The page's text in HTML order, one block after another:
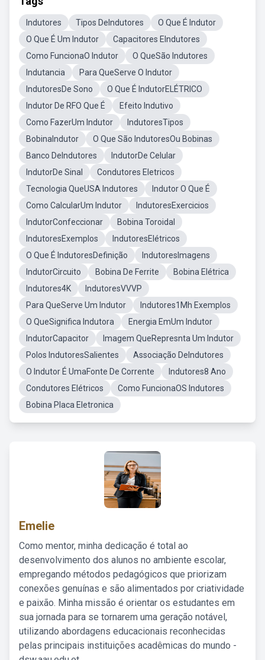
Indutores Tipos DeIndutores
O Que É Indutor
O Que É Um Indutor
Capacitores EIndutores
Como FuncionaO Indutor
O QueSão Indutores
Indutancia
Para QueServe O Indutor
IndutoresDe Sono
O Que É IndutorELÉTRICO
Indutor De RFO Que É
Efeito Indutivo
Como FazerUm Indutor
IndutoresTipos
BobinaIndutor
O Que São IndutoresOu Bobinas
Banco DeIndutores
IndutorDe Celular
IndutorDe Sinal
Condutores Eletricos
Tecnologia QueUSA Indutores
Indutor O Que É
Como CalcularUm Indutor
IndutoresExercicios
IndutorConfeccionar
Bobina Toroidal
IndutoresExemplos
IndutoresElétricos
O Que É IndutoresDefinição
IndutoresImagens
IndutorCircuito
Bobina De Ferrite
Bobina Elétrica
Indutores4K
IndutoresVVVP
Para QueServe Um Indutor
Indutores1Mh Exemplos
O QueSignifica Indutora
Energia EmUm Indutor
IndutorCapacitor
Imagem QueRepresnta Um Indutor
Polos IndutoresSalientes
Associação DeIndutores
O Indutor É UmaFonte De Corrente
Indutores8 Ano
Condutores Elétricos
Como FuncionaOS Indutores
Bobina Placa Eletronica
Emelie
Como mentor, minha dedicação é total ao
desenvolvimento dos alunos no ambiente escolar,
empregando métodos pedagógicos que priorizam
conexões genuínas e são alimentados por criatividade
e paixão. Minha missão é orientar os estudantes em
sua jornada para se tornarem uma geração notável,
utilizando abordagens educacionais reconhecidas
pelas principais instituições acadêmicas do mundo -